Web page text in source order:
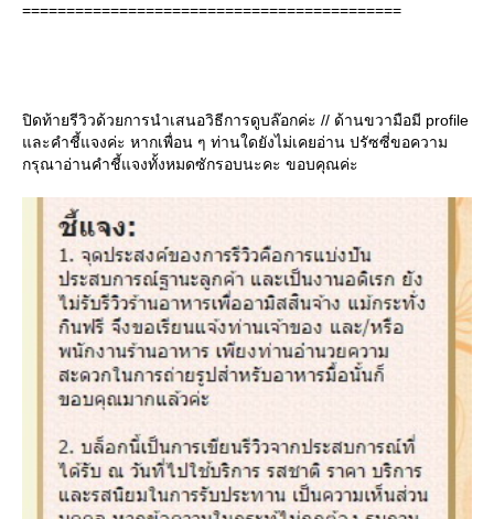
===========================================
ปิดท้ายรีวิวด้วยการนำเสนอวิธีการดูบล๊อกค่ะ // ด้านขวามือมี profile
ละคำชี้แจงค่ะ หากเพื่อน ๆ ท่านใดยังไม่เคยอ่าน ปรัซซี่ขอความ
กรุณาอ่านคำชี้แจงทั้งหมดซักรอบนะคะ ขอบคุณค่ะ